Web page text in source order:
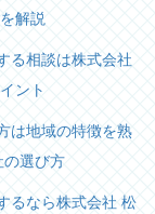
解説
る相談は株式会社
ント
は地域の特徴を熟
選び方
るなら株式会社 松